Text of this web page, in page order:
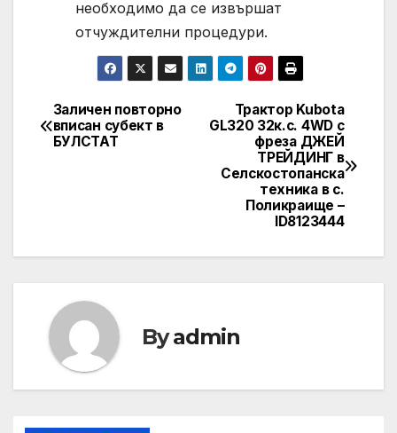
необходимо да се извършат
отчуждителни процедури.
Post
navigation
Трактор Kubota
GL320 32к.с. 4WD с
фреза ДЖЕЙ
ТРЕЙДИНГ в
Селскостопанска
техника в с.
Поликраище –
ID8123444
Заличен повторно
вписан субект в
БУЛСТАТ
Byadmin